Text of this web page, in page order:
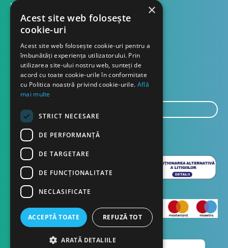
Modalitati plata
Formular retur
Contact
Despre noi
Blog
mail...
TRIMITE
Copyright © 2023 Dasco Distribution
×
Acest site web folosește
cookie-uri
Acest site web folosește cookie-uri pentru a
îmbunătăți experiența utilizatorului. Prin
utilizarea site-ului nostru web, sunteți de
acord cu toate cookie-urile în conformitate
cu Politica noastră privind cookie-urile. Află
mai multe
STRICT NECESARE
DE PERFORMANȚĂ
DE TARGETARE
DE FUNCŢIONALITATE
NECLASIFICATE
ACCEPTĂ TOATE REFUZĂ TOT
ARATĂ DETALIILE